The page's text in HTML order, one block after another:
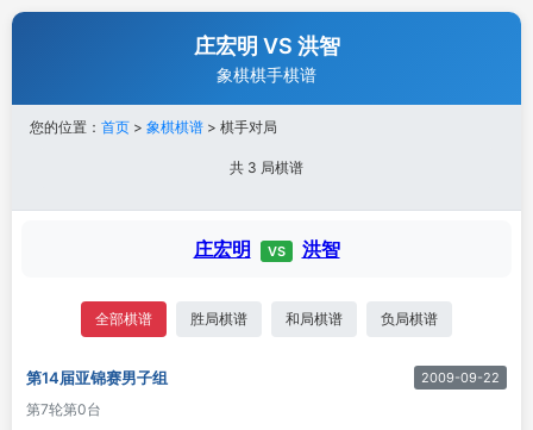
庄宏明 VS 洪智
象棋棋手棋谱
您的位置： 首页 > 象棋棋谱 > 棋手对局
共 3 局棋谱
庄宏明 VS 洪智
全部棋谱 胜局棋谱 和局棋谱 负局棋谱
第14届亚锦赛男子组 2009-09-22
第7轮第0台